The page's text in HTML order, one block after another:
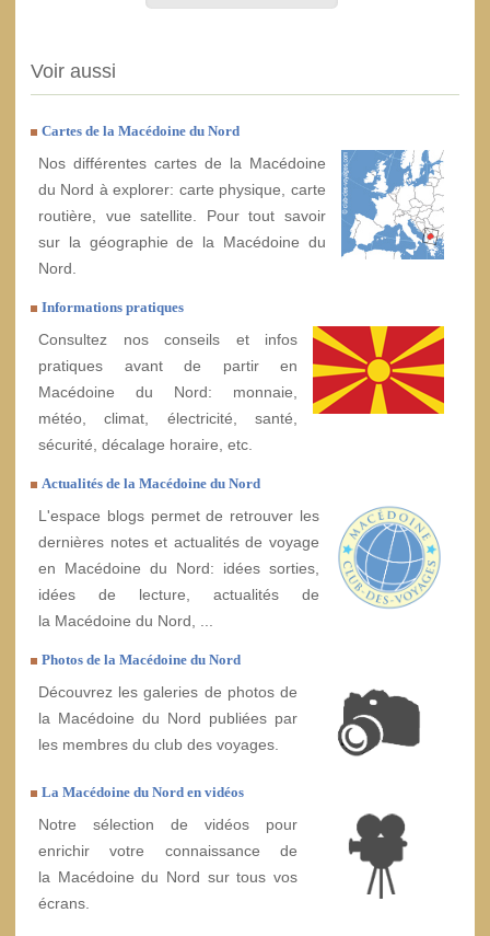
Voir aussi
Cartes de la Macédoine du Nord
Nos différentes cartes de la Macédoine
du Nord à explorer: carte physique, carte
routière, vue satellite. Pour tout savoir
sur la géographie de la Macédoine du
Nord.
Informations pratiques
Consultez nos conseils et infos
pratiques avant de partir en
Macédoine du Nord: monnaie,
météo, climat, électricité, santé,
sécurité, décalage horaire, etc.
Actualités de la Macédoine du Nord
L'espace blogs permet de retrouver les
dernières notes et actualités de voyage
en Macédoine du Nord: idées sorties,
idées de lecture, actualités de
la Macédoine du Nord, ...
Photos de la Macédoine du Nord
Découvrez les galeries de photos de
la Macédoine du Nord publiées par
les membres du club des voyages.
La Macédoine du Nord en vidéos
Notre sélection de vidéos pour
enrichir votre connaissance de
la Macédoine du Nord sur tous vos
écrans.